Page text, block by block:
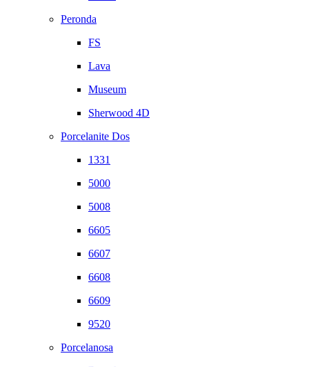
Peronda
FS
Lava
Museum
Sherwood 4D
Porcelanite Dos
1331
5000
5008
6605
6607
6608
6609
9520
Porcelanosa